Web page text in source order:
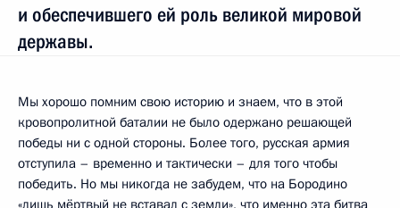
и обеспечившего ей роль великой мировой
державы.
Мы хорошо помним свою историю и знаем, что в этой
кровопролитной баталии не было одержано решающей
победы ни с одной стороны. Более того, русская армия
отступила – временно и тактически – для того чтобы
победить. Но мы никогда не забудем, что на Бородино
«лишь мёртвый не вставал с земли», что именно эта битва